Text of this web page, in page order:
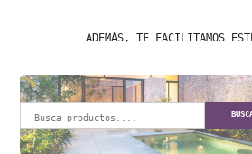
ADEMÁS, TE FACILITAMOS